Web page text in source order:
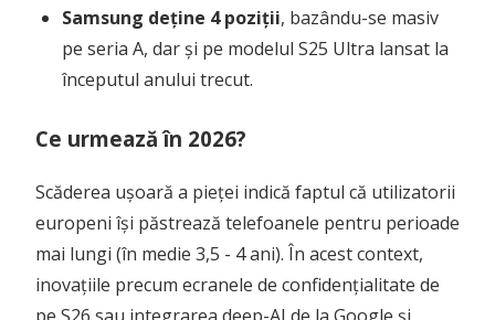
Samsung deține 4 poziții, bazându-se masiv
pe seria A, dar și pe modelul S25 Ultra lansat la
începutul anului trecut.
Ce urmează în 2026?
Scăderea ușoară a pieței indică faptul că utilizatorii
europeni își păstrează telefoanele pentru perioade
mai lungi (în medie 3,5 - 4 ani). În acest context,
inovațiile precum ecranele de confidențialitate de